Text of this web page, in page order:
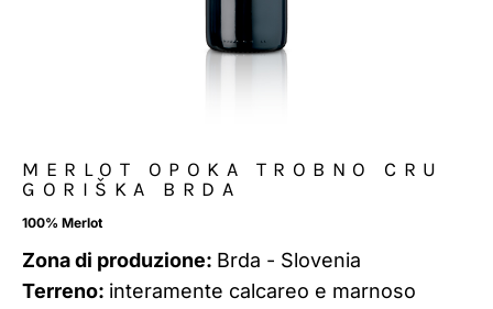
MERLOT OPOKA TROBNO CRU
GORIŠKA BRDA
100% Merlot
Zona di produzione: Brda - Slovenia
Terreno: interamente calcareo e marnoso